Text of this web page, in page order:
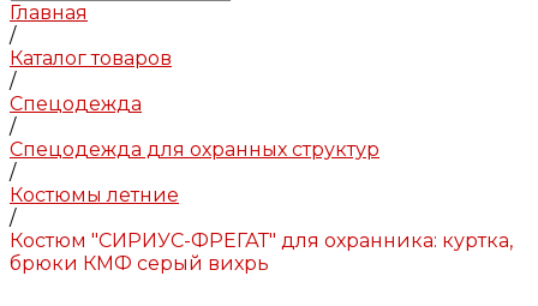
Главная
/
Каталог товаров
/
Спецодежда
/
Спецодежда для охранных структур
/
Костюмы летние
/
Костюм "СИРИУС-ФРЕГАТ" для охранника: куртка,
брюки КМФ серый вихрь